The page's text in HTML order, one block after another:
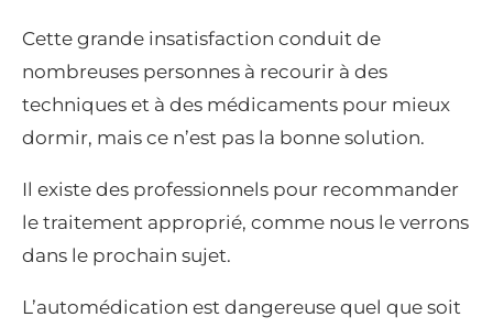
Cette grande insatisfaction conduit de
nombreuses personnes à recourir à des
techniques et à des médicaments pour mieux
dormir, mais ce n’est pas la bonne solution.
Il existe des professionnels pour recommander
le traitement approprié, comme nous le verrons
dans le prochain sujet.
L’automédication est dangereuse quel que soit